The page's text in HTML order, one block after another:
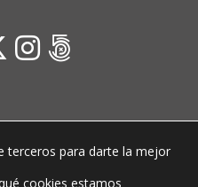
webVoluta Estudio
terceros para darte la mejor
cookies estamos